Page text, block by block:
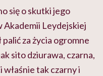
się o skutki jego
Akademii Leydejskiej
za życia ogromne
sito dziurawa, czarna,
tak czarny i